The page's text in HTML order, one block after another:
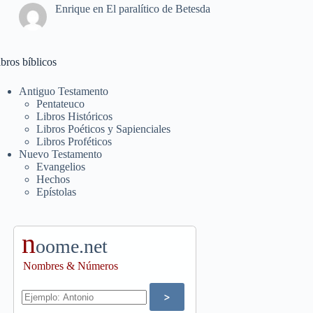
Enrique enEl paralítico de Betesda
bíblicos
Antiguo Testamento
Pentateuco
Libros Históricos
Libros Poéticos y Sapienciales
Libros Proféticos
Nuevo Testamento
Evangelios
Hechos
Epístolas
noome.net
Nombres & Números